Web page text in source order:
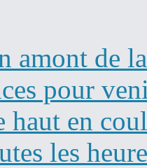
amont de
pour
haut en
les